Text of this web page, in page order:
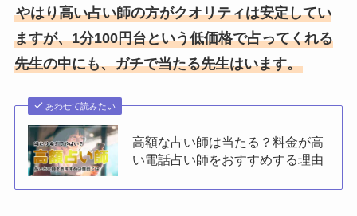
やはり高い占い師の方がクオリティは安定してい
ますが、1分100円台という低価格で占ってくれる
先生の中にも、ガチで当たる先生はいます。
あわせて読みたい
高額な占い師は当たる？料金が高
い電話占い師をおすすめする理由